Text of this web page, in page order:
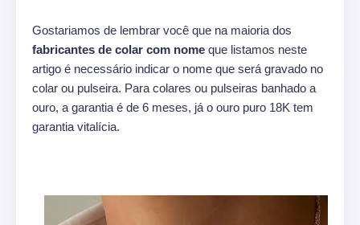
Gostariamos de lembrar você que na maioria dos
fabricantes de colar com nome que listamos neste
artigo é necessário indicar o nome que será gravado no
colar ou pulseira. Para colares ou pulseiras banhado a
ouro, a garantia é de 6 meses, já o ouro puro 18K tem
garantia vitalícia.